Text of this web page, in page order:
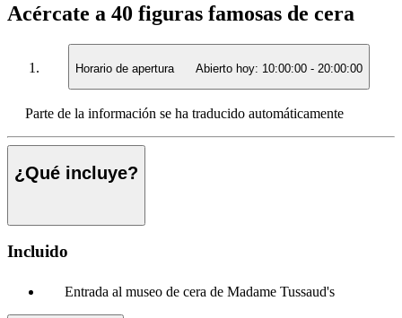
Acércate a 40 figuras famosas de cera
Horario de apertura Abierto hoy: 10:00:00 - 20:00:00
Parte de la información se ha traducido automáticamente
¿Qué incluye?
Incluido
Entrada al museo de cera de Madame Tussaud's